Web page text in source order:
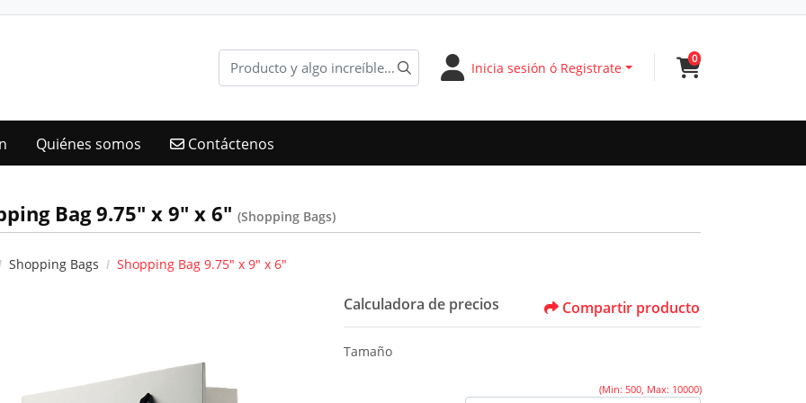
Inicia sesión ó Registrate
0
Quiénes somos Contáctenos
Contáctenos
Bag 9.75" x 9" x 6" (Shopping Bags)
Shopping Bags Shopping Bag 9.75" x 9" x 6"
Calculadora de precios Compartir producto
Tamaño
(Min: 500, Max: 10000)